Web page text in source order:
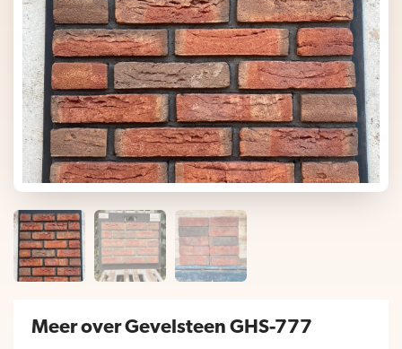
Meer over Gevelsteen GHS-777